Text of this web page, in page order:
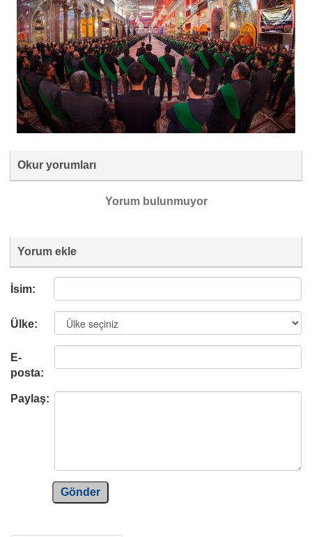
Okur yorumları
Yorum bulunmuyor
Yorum ekle
İsim:
Ülke:
E-
posta:
Paylaş:
Gönder